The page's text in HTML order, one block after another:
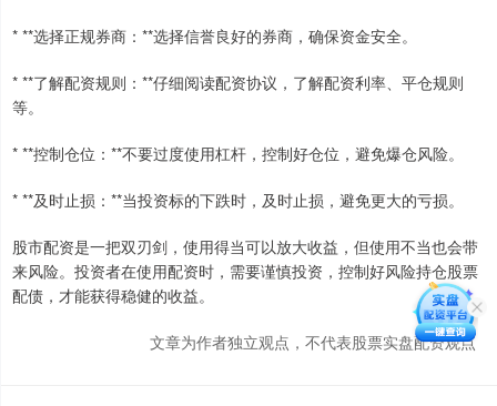
* **选择正规券商：**选择信誉良好的券商，确保资金安全。
* **了解配资规则：**仔细阅读配资协议，了解配资利率、平仓规则
等。
* **控制仓位：**不要过度使用杠杆，控制好仓位，避免爆仓风险。
* **及时止损：**当投资标的下跌时，及时止损，避免更大的亏损。
股市配资是一把双刃剑，使用得当可以放大收益，但使用不当也会带
来风险。投资者在使用配资时，需要谨慎投资，控制好风险持仓股票
配债，才能获得稳健的收益。
文章为作者独立观点，不代表股票实盘配资观点